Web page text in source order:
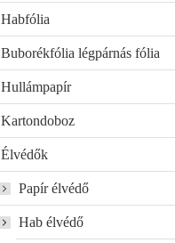
Habfólia
Buborékfólia légpárnás fólia
Hullámpapír
Kartondoboz
Élvédők
Papír élvédő
Hab élvédő